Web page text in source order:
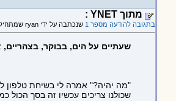
מתוך YNET :
בתגובה להודעה מספר 1 שנכתבה על ידי ryan שמתחילה ב "זקוק להמלצה לחוף שקט ורומנטי"
שעתיים על הים, בבוקר, בצהריים,
"מה יהיה?" אמרה לי בשיחת טלפון
שכולנו צריכים עכשיו זה בסך הכול